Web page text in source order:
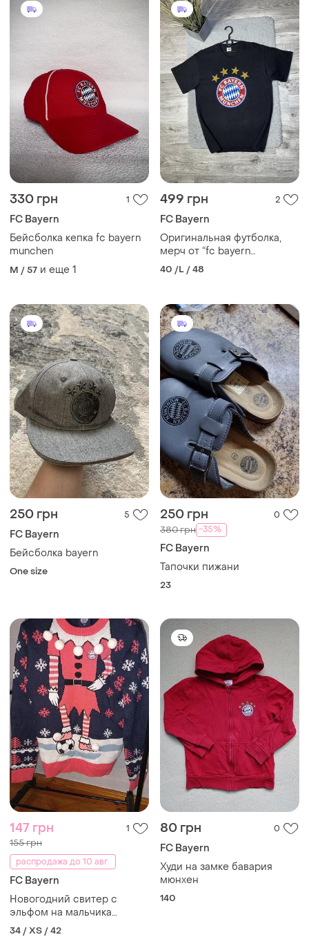
тренировочные
330 грн 1
FC Bayern
Бейсболка кепка fc bayern
munchen
M / 57 и еще 1
499 грн 2
FC Bayern
Оригинальная футболка,
мерч от “fc bayern
munchen”
40 /L / 48
250 грн 5
FC Bayern
Бейсболка bayern
One size
250 грн 0
380 грн -35%
FC Bayern
Тапочки пижани
23
147 грн 1
155 грн
распродажа до 10 авг.
FC Bayern
Новогодний свитер с
эльфом на мальчика
подростка размер xs
светится
34 / XS / 42
80 грн 0
FC Bayern
Худи на замке бавария
мюнхен
140